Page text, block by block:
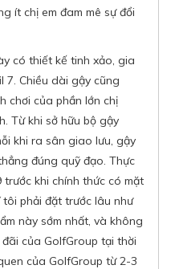
ít chị em đam mê sự đổi
có thiết kế tinh xảo, gia
7. Chiều dài gậy cũng
chơi của phần lớn chị
Từ khi sở hữu bộ gậy
khi ra sân giao lưu, gậy
đúng quỹ đạo. Thực
khi chính thức có mặt
phải đặt trước lâu như
này sớm nhất, và không
của GolfGroup tại thời
của GolfGroup từ 2-3